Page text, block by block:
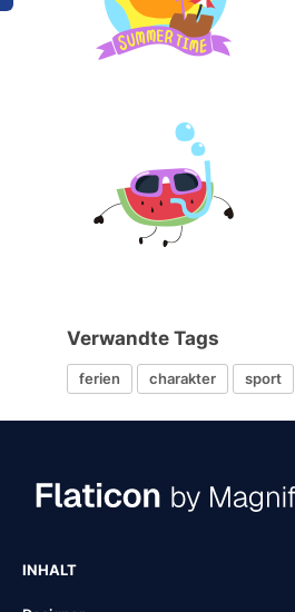
Verwandte Tags
ferien charakter sport
INHALT